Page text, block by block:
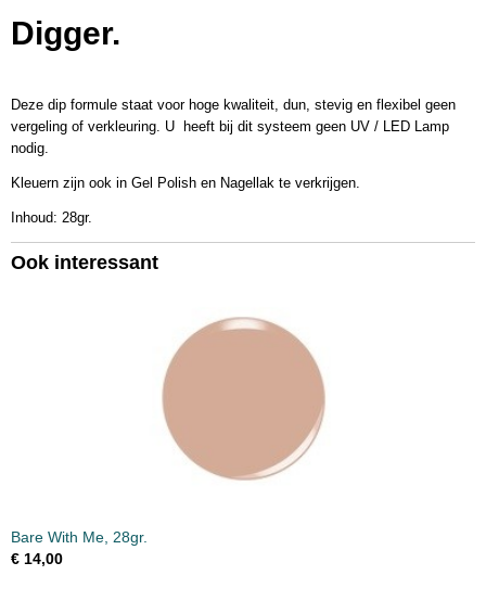
KSD486
Bruto gewicht
0,07 Kg
Afmetingen (l,b,h)
50 x 5 x 4,50 cm
Digger.
Deze dip formule staat voor hoge kwaliteit, dun, stevig en flexibel geen
vergeling of verkleuring. U heeft bij dit systeem geen UV / LED Lamp
nodig.
Kleuern zijn ook in Gel Polish en Nagellak te verkrijgen.
Inhoud: 28gr.
Ook interessant
Bare With Me, 28gr.
€ 14,00